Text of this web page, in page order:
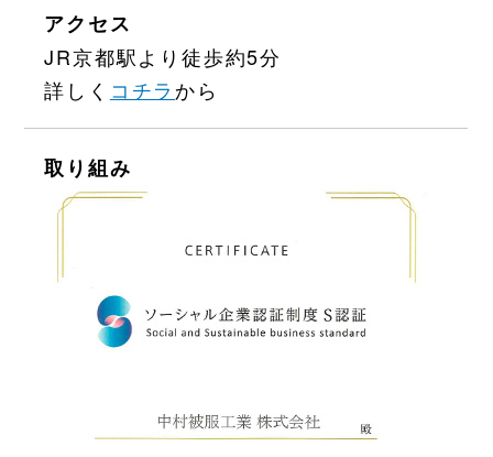
アクセス
JR京都駅より徒歩約5分
詳しく コチラから
取り組み